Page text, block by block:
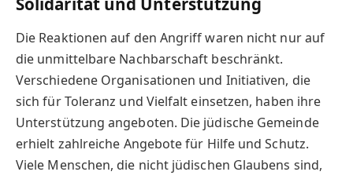
Die Reaktionen auf den Angriff waren nicht nur auf
die unmittelbare Nachbarschaft beschränkt.
Verschiedene Organisationen und Initiativen, die
sich für Toleranz und Vielfalt einsetzen, haben ihre
Unterstützung angeboten. Die jüdische Gemeinde
erhielt zahlreiche Angebote für Hilfe und Schutz.
Viele Menschen, die nicht jüdischen Glaubens sind,